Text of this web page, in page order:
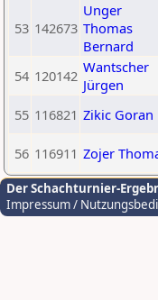
53 142673
Unger
Thomas
Bernard
54 120142 Wantscher
Jürgen
55 116821 Zikic Goran
56 116911 Zojer
Der Schachturnier-
Impressum /